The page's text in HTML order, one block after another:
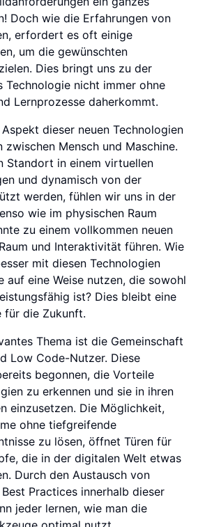
Doch wie die Erfahrungen von
erfordert es oft einige
um die gewünschten
Dies bringt uns zu der
Technologie nicht immer ohne
Lernprozesse daherkommt.
dieser neuen Technologien
Mensch und Maschine.
Standort in einem virtuellen
und dynamisch von der
werden, fühlen wir uns in der
wie im physischen Raum
zu einem vollkommen neuen
und Interaktivität führen. Wie
mit diesen Technologien
auf eine Weise nutzen, die sowohl
ist? Dies bleibt eine
für die Zukunft.
Thema ist die Gemeinschaft
Low Code-Nutzer. Diese
begonnen, die Vorteile
zu erkennen und sie in ihren
einzusetzen. Die Möglichkeit,
ohne tiefgreifende
zu lösen, öffnet Türen für
die in der digitalen Welt etwas
Durch den Austausch von
Practices innerhalb dieser
jeder lernen, wie man die